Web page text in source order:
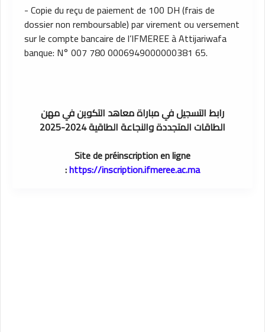
- Copie du reçu de paiement de 100 DH (frais de
dossier non remboursable) par virement ou versement
sur le compte bancaire de l’IFMEREE à Attijariwafa
banque: N° 007 780 0006949000000381 65.
رابط التسجيل في مباراة معاهد التكوين في مهن
الطاقات المتجددة والنجاعة الطاقية 2024-2025
Site de préinscription en ligne
:https://inscription.ifmeree.ac.ma